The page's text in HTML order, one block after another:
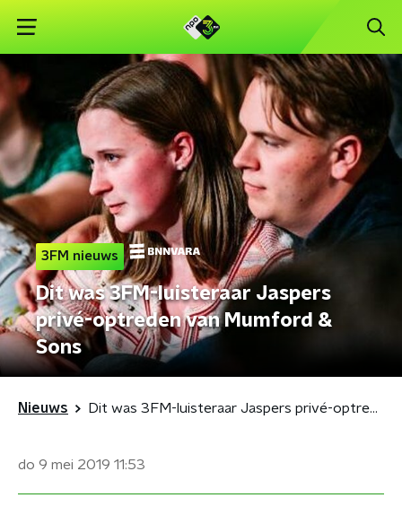
3FM nieuws
Dit was 3FM-luisteraar Jaspers
privé-optreden van Mumford &
Sons
Nieuws Dit was 3FM-luisteraar Jaspers privé-optreden van Mumford & Sons
do 9 mei 2019 11:53